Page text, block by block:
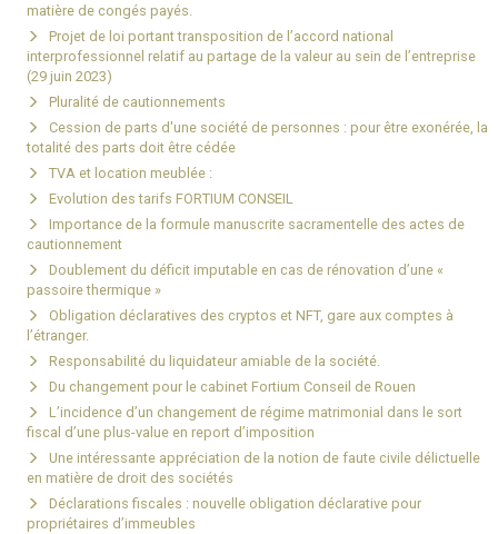
matière de congés payés.
Projet de loi portant transposition de l’accord national
interprofessionnel relatif au partage de la valeur au sein de l’entreprise
(29 juin 2023)
Pluralité de cautionnements
Cession de parts d'une société de personnes : pour être exonérée, la
totalité des parts doit être cédée
TVA et location meublée :
Evolution des tarifs FORTIUM CONSEIL
Importance de la formule manuscrite sacramentelle des actes de
cautionnement
Doublement du déficit imputable en cas de rénovation d’une «
passoire thermique »
Obligation déclaratives des cryptos et NFT, gare aux comptes à
l’étranger.
Responsabilité du liquidateur amiable de la société.
Du changement pour le cabinet Fortium Conseil de Rouen
L’incidence d’un changement de régime matrimonial dans le sort
fiscal d’une plus-value en report d’imposition
Une intéressante appréciation de la notion de faute civile délictuelle
en matière de droit des sociétés
Déclarations fiscales : nouvelle obligation déclarative pour
propriétaires d’immeubles